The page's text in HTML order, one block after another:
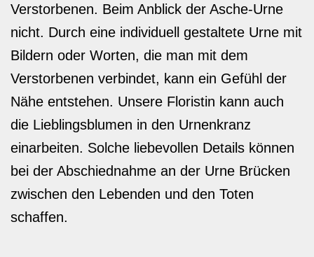
Verstorbenen. Beim Anblick der Asche-Urne
nicht. Durch eine individuell gestaltete Urne mit
Bildern oder Worten, die man mit dem
Verstorbenen verbindet, kann ein Gefühl der
Nähe entstehen. Unsere Floristin kann auch
die Lieblingsblumen in den Urnenkranz
einarbeiten. Solche liebevollen Details können
bei der Abschiednahme an der Urne Brücken
zwischen den Lebenden und den Toten
schaffen.